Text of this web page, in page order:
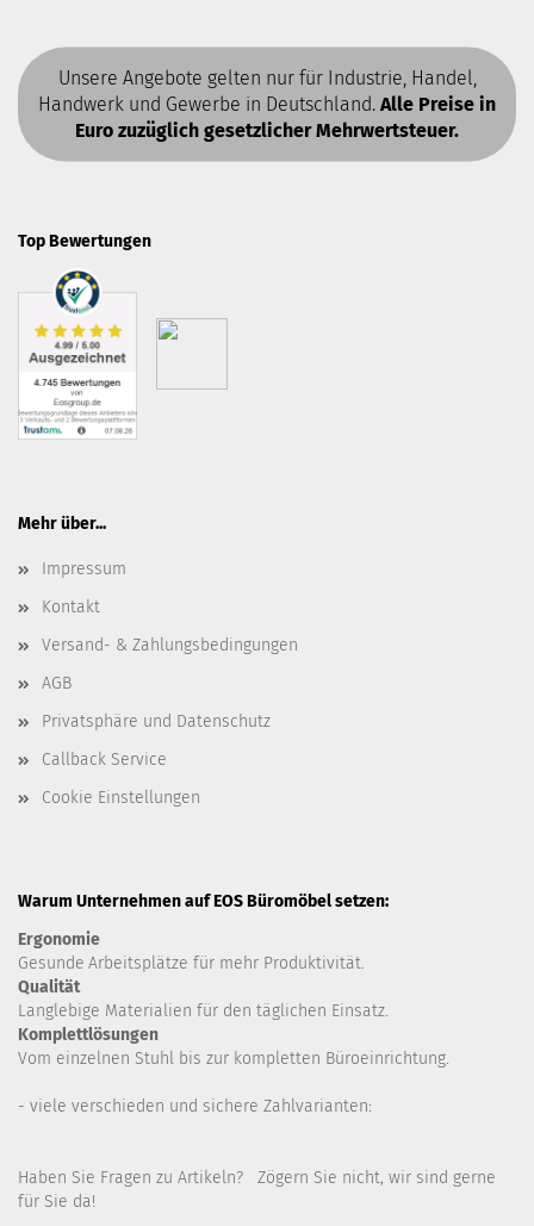
Unsere Angebote gelten nur für Industrie, Handel,
Handwerk und Gewerbe in Deutschland. Alle Preise in
Euro zuzüglich gesetzlicher Mehrwertsteuer.
Top Bewertungen
Mehr über...
Impressum
Kontakt
Versand- & Zahlungsbedingungen
AGB
Privatsphäre und Datenschutz
Callback Service
Cookie Einstellungen
Warum Unternehmen auf EOS Büromöbel setzen:
Ergonomie
Gesunde Arbeitsplätze für mehr Produktivität.
Qualität
Langlebige Materialien für den täglichen Einsatz.
Komplettlösungen
Vom einzelnen Stuhl bis zur kompletten Büroeinrichtung.
- viele verschieden und sichere Zahlvarianten:
Haben Sie Fragen zu Artikeln? Zögern Sie nicht, wir sind gerne
für Sie da!